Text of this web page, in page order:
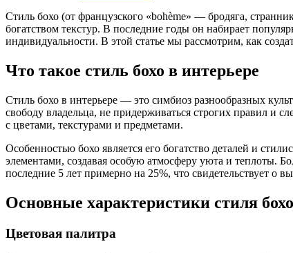
Стиль бохо (от французского «bohème» — бродяга,
богатством текстур. В последние годы он набирает
индивидуальности. В этой статье мы рассмотрим, как
Что такое стиль бохо в интерьере
Стиль бохо в интерьере — это симбиоз разнообразных
свободу владельца, не придерживаться строгих правил и
с цветами, текстурами и предметами.
Особенностью бохо является его богатство деталей и
элементами, создавая особую атмосферу уюта и теплоты.
последние 5 лет примерно на 25%, что свидетельствует о
Основные характеристики стиля бохо
Цветовая палитра